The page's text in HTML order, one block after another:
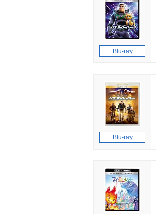
Blu-ray
Blu-ray